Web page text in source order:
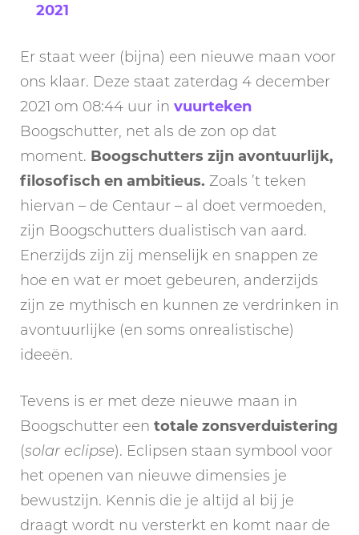
2021
Er staat weer (bijna) een nieuwe maan voor
ons klaar. Deze staat zaterdag 4 december
2021 om 08:44 uur in vuurteken
Boogschutter, net als de zon op dat
moment. Boogschutters zijn avontuurlijk,
filosofisch en ambitieus. Zoals ’t teken
hiervan – de Centaur – al doet vermoeden,
zijn Boogschutters dualistisch van aard.
Enerzijds zijn zij menselijk en snappen ze
hoe en wat er moet gebeuren, anderzijds
zijn ze mythisch en kunnen ze verdrinken in
avontuurlijke (en soms onrealistische)
ideeën.
Tevens is er met deze nieuwe maan in
Boogschutter een totale zonsverduistering
(solar eclipse). Eclipsen staan symbool voor
het openen van nieuwe dimensies je
bewustzijn. Kennis die je altijd al bij je
draagt wordt nu versterkt en komt naar de